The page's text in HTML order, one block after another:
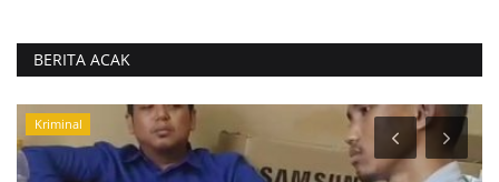
BERITA ACAK
TO.CHANEL